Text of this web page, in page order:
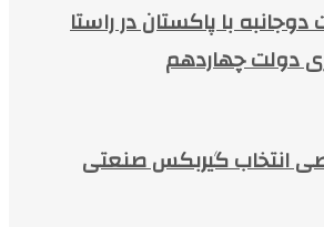
با پاکستان در راستا
دولت چهاردهم
انتخاب گیربکس صنعتی